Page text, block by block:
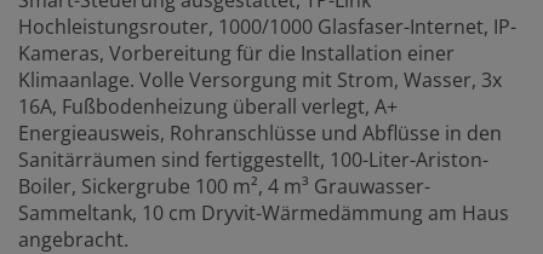
Hochleistungsrouter, 1000/1000 Glasfaser-Internet, IP-
Kameras, Vorbereitung für die Installation einer
Klimaanlage. Volle Versorgung mit Strom, Wasser, 3x
16A, Fußbodenheizung überall verlegt, A+
Energieausweis, Rohranschlüsse und Abflüsse in den
Sanitärräumen sind fertiggestellt, 100-Liter-Ariston-
Boiler, Sickergrube 100 m², 4 m³ Grauwasser-
Sammeltank, 10 cm Dryvit-Wärmedämmung am Haus
angebracht.